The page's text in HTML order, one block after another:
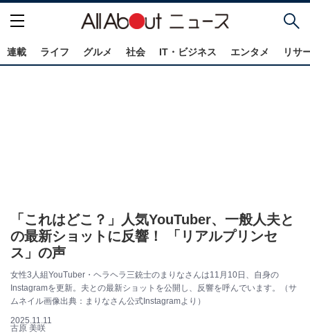
連載 ライフ グルメ 社会 IT・ビジネス エンタメ リサ
「これはどこ？」人気YouTuber、一般人夫と
の最新ショットに反響！ 「リアルプリンセ
ス」の声
女性3人組YouTuber・ヘラヘラ三銃士のまりなさんは11月10日、自身の
Instagramを更新。夫との最新ショットを公開し、反響を呼んでいます。（サ
ムネイル画像出典：まりなさん公式Instagramより）
2025.11.11
古原 美咲